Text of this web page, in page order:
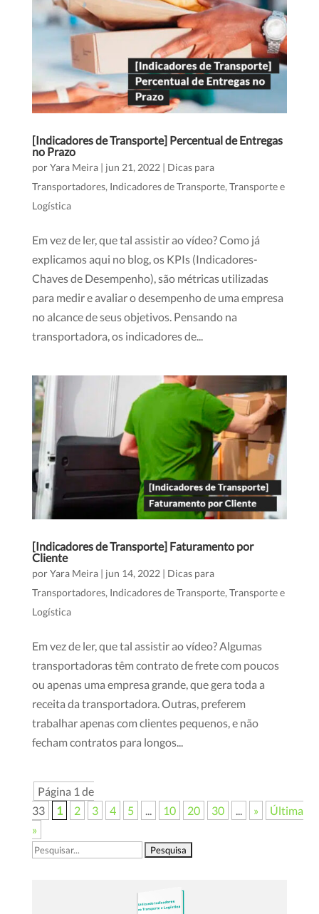
[Indicadores de Transporte] Percentual de Entregas
no Prazo
porYara Meira| jun 21, 2022| Dicas para
Transportadores, Indicadores de Transporte, Transporte e
Logística
Em vez de ler, que tal assistir ao vídeo? Como já
explicamos aqui no blog, os KPIs (Indicadores-
Chaves de Desempenho), são métricas utilizadas
para medir e avaliar o desempenho de uma empresa
no alcance de seus objetivos. Pensando na
transportadora, os indicadores de...
[Indicadores de Transporte] Faturamento por
Cliente
porYara Meira| jun 14, 2022| Dicas para
Transportadores, Indicadores de Transporte, Transporte e
Logística
Em vez de ler, que tal assistir ao vídeo? Algumas
transportadoras têm contrato de frete com poucos
ou apenas uma empresa grande, que gera toda a
receita da transportadora. Outras, preferem
trabalhar apenas com clientes pequenos, e não
fecham contratos para longos...
Página 1 de
33
1 2 3 4 5 ... 10 20 30 ... »
Última
»
Pesquisar